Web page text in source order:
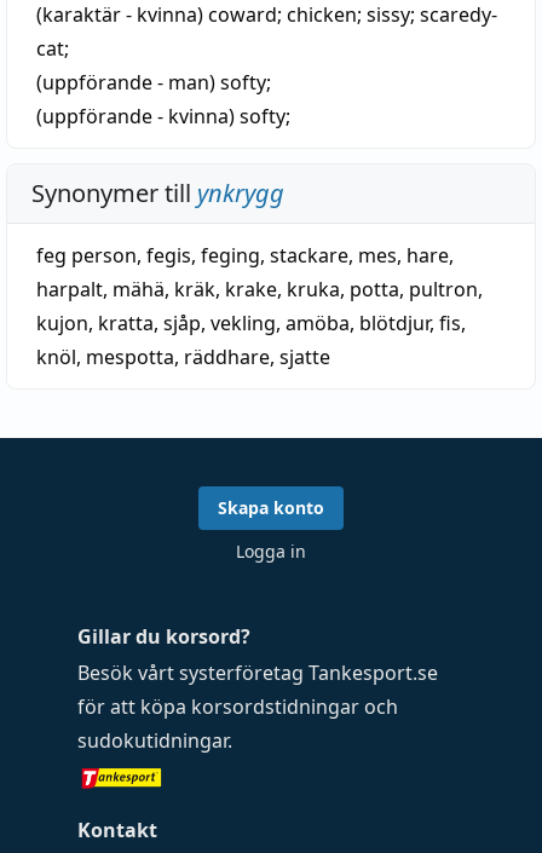
(karaktär - kvinna)coward; chicken; sissy; scaredy-
cat;
(uppförande - man)softy;
(uppförande - kvinna)softy;
Synonymer till ynkrygg
feg person, fegis, feging, stackare, mes, hare,
harpalt, mähä, kräk, krake, kruka, potta, pultron,
kujon, kratta, sjåp, vekling, amöba, blötdjur, fis,
knöl, mespotta, räddhare, sjatte
Gillar du korsord?
Besök vårt systerföretag Tankesport.se
för att köpa korsordstidningar och
sudokutidningar.
Kontakt
Skapa konto
Logga in